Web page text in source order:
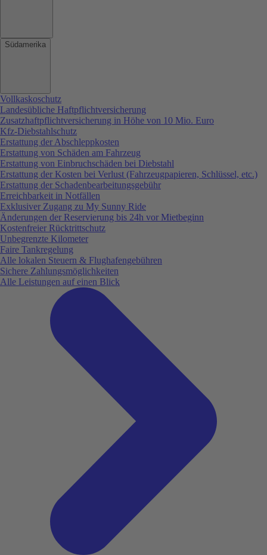
Südamerika
Vollkaskoschutz
Landesübliche Haftpflichtversicherung
Zusatzhaftpflichtversicherung in Höhe von 10 Mio. Euro
Kfz-Diebstahlschutz
Erstattung der Abschleppkosten
Erstattung von Schäden am Fahrzeug
Erstattung von Einbruchschäden bei Diebstahl
Erstattung der Kosten bei Verlust (Fahrzeugpapieren, Schlüssel, etc.)
Erstattung der Schadenbearbeitungsgebühr
Erreichbarkeit in Notfällen
Exklusiver Zugang zu My Sunny Ride
Änderungen der Reservierung bis 24h vor Mietbeginn
Kostenfreier Rücktrittschutz
Unbegrenzte Kilometer
Faire Tankregelung
Alle lokalen Steuern & Flughafengebühren
Sichere Zahlungsmöglichkeiten
Alle Leistungen auf einen Blick